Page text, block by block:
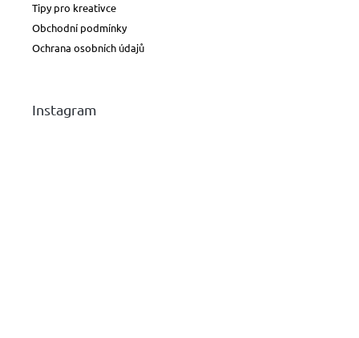
Tipy pro kreativce
Obchodní podmínky
Ochrana osobních údajů
Instagram